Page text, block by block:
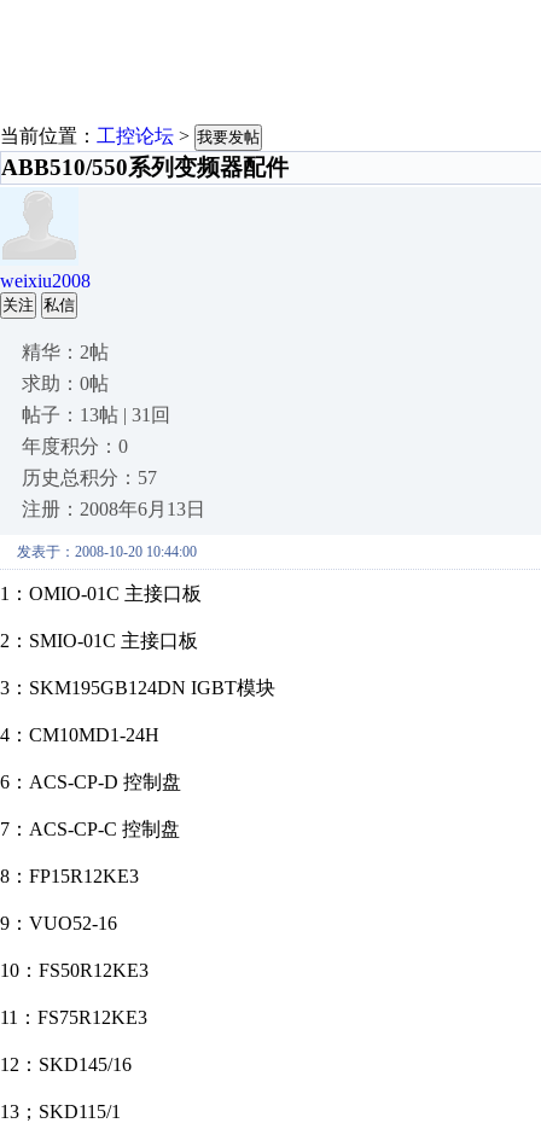
当前位置： 工控论坛 > 我要发帖
ABB510/550系列变频器配件
weixiu2008
关注 私信
精华：2帖
求助：0帖
帖子：13帖 | 31回
年度积分：0
历史总积分：57
注册：2008年6月13日
发表于：2008-10-20 10:44:00
1：OMIO-01C 主接口板
2：SMIO-01C 主接口板
3：SKM195GB124DN IGBT模块
4：CM10MD1-24H
6：ACS-CP-D 控制盘
7：ACS-CP-C 控制盘
8：FP15R12KE3
9：VUO52-16
10：FS50R12KE3
11：FS75R12KE3
12：SKD145/16
13；SKD115/1